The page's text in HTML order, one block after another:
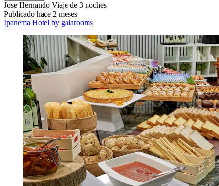
Jose Hernando Viaje de 3 noches
Publicado hace 2 meses
Ipanema Hotel by gaiarooms